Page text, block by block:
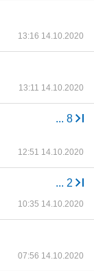
13:16 14.10.2020
13:11 14.10.2020
... 8
12:51 14.10.2020
... 2
10:35 14.10.2020
07:56 14.10.2020